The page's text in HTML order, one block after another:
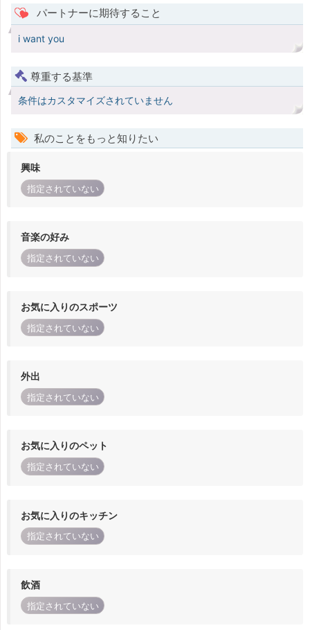
パートナーに期待すること
i want you
尊重する基準
条件はカスタマイズされていません
私のことをもっと知りたい
興味
指定されていない
音楽の好み
指定されていない
お気に入りのスポーツ
指定されていない
外出
指定されていない
お気に入りのペット
指定されていない
お気に入りのキッチン
指定されていない
飲酒
指定されていない